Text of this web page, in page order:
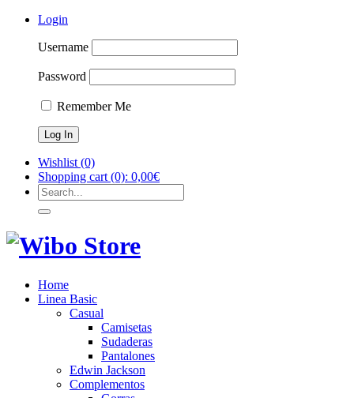
Login
Username
Password
Remember Me
Wishlist (0)
Shopping cart (0): 0,00€
Home
Linea Basic
Casual
Camisetas
Sudaderas
Pantalones
Edwin Jackson
Complementos